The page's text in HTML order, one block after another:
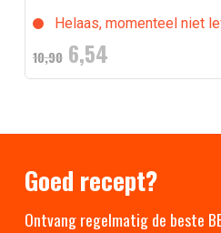
Helaas, momenteel niet
10,90 Oorspronkelijke
prijs
6,54Huidige
prijs
Goed recept?
Ontvang regelmatig de beste